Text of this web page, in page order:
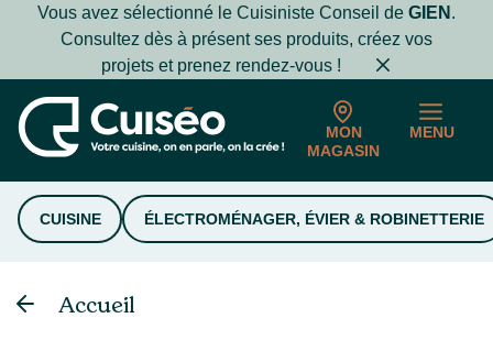
Vous avez sélectionné le Cuisiniste Conseil de GIEN .
Consultez dès à présent ses produits, créez vos
projets et prenez rendez-vous !
MON
MAGASIN
MENU
CUISINE ÉLECTROMÉNAGER, ÉVIER & ROBINETTERIE
Accueil